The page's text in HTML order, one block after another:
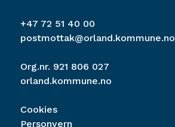
+47 72 51 40 00
postmottak@orland.kommune.no
Org.nr. 921 806 027
orland.kommune.no
Cookies
Personvern